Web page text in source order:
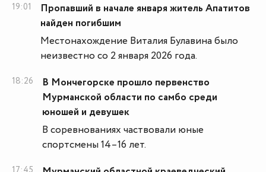
19:01
Пропавший в начале января житель Апатитов
найден погибшим
Местонахождение Виталия Булавина было
неизвестно со 2 января 2026 года.
18:26
В Мончегорске прошло первенство
Мурманской области по самбо среди
юношей и девушек
В соревнованиях частвовали юные
спортсмены 14–16 лет.